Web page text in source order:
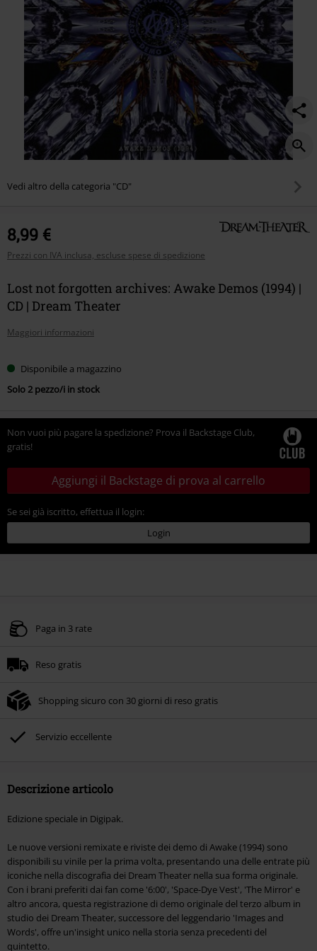
Vedi altro della categoria "CD"
8,99 €
Prezzi con IVA inclusa, escluse spese di spedizione
Lost not forgotten archives: Awake Demos (1994) |
CD | Dream Theater
Maggiori informazioni
Disponibile a magazzino
Solo 2 pezzo/i in stock
Non vuoi più pagare la spedizione? Prova il Backstage Club,
gratis!
Aggiungi il Backstage di prova al carrello
Se sei già iscritto, effettua il login:
Login
Paga in 3 rate
Reso gratis
Shopping sicuro con 30 giorni di reso gratis
Servizio eccellente
Descrizione articolo
Edizione speciale in Digipak.
Le nuove versioni remixate e riviste dei demo di Awake (1994) sono
disponibili su vinile per la prima volta, presentando una delle entrate più
iconiche nella discografia dei Dream Theater nella sua forma originale.
Con i brani preferiti dai fan come '6:00', 'Space-Dye Vest', 'The Mirror' e
altro ancora, questa registrazione di demo originale del terzo album in
studio dei Dream Theater, successore del leggendario 'Images and
Words', offre un'insight unico nella storia senza precedenti del
quintetto.